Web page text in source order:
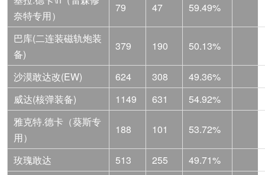
奈特专用）
79 47 59.49%
巴库(二连装磁轨炮装
备)
379 190 50.13%
沙漠敢达改(EW) 624 308
49.36%
威达(核弹装备)
1149 631
54.92%
雅克特.德卡（葵斯专
用）
188 101 53.72%
玫瑰敢达 513 255 49.71%